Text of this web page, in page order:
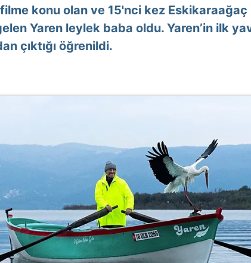
konu olan ve 15'nci kez Eskikaraağaç
Yaren leylek baba oldu. Yaren’in ilk
çıktığı öğrenildi.